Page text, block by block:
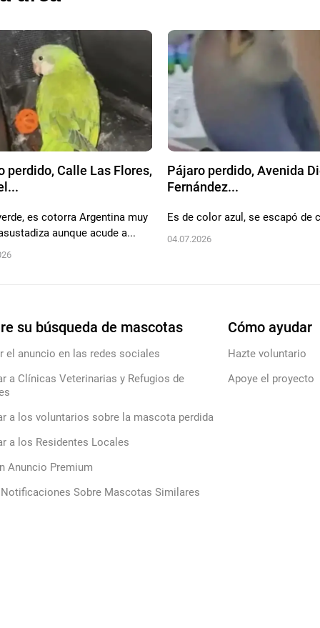
perdido, Calle Las Flores,
es cotorra Argentina muy
aunque acude a...
Pájaro perdido, Avenida
Fernández...
Es de color azul, se escapó de
04.07.2026
su búsqueda de mascotas
el anuncio en las redes sociales
a Clínicas Veterinarias y Refugios de
a los voluntarios sobre la mascota perdida
a los Residentes Locales
Anuncio Premium
Sobre Mascotas Similares
Cómo ayudar
Hazte voluntario
Apoye el proyecto